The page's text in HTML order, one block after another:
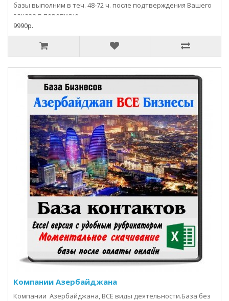
базы выполним в теч. 48-72 ч. после подтверждения Вашего
заказа в переписке..
9990р.
Компании Азербайджана
Компании Азербайджана, ВСЕ виды деятельности.База без